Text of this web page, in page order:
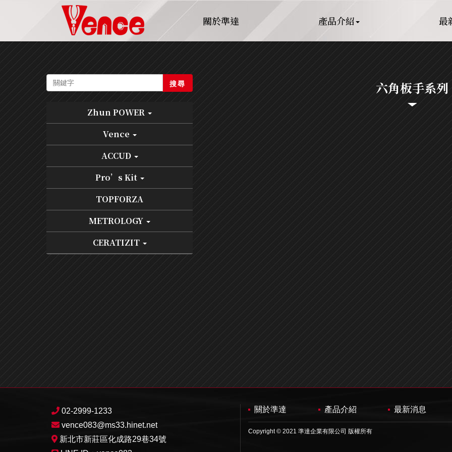
關於準達 產品介紹 最
搜尋
Zhun POWER
Vence
ACCUD
Pro’s Kit
TOPFORZA
METROLOGY
CERATIZIT
六角板手系列
02-2999-1233
vence083@ms33.hinet.net
新北市新莊區化成路29巷34號
關於準達 產品介紹 最新消息
Copyright © 2021 準達企業有限公司 版權所有